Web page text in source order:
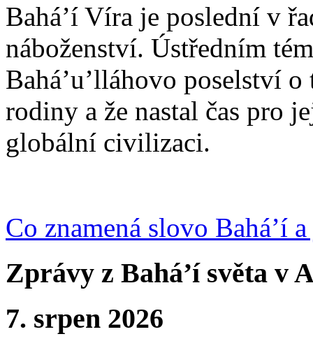
Bahá’í Víra je poslední v
náboženství. Ústředním
Bahá’u’lláhovo poselství
rodiny a že nastal čas pro
globální civilizaci.
Co znamená slovo Bahá’í
Zprávy z Bahá’í světa v
7. srpen 2026